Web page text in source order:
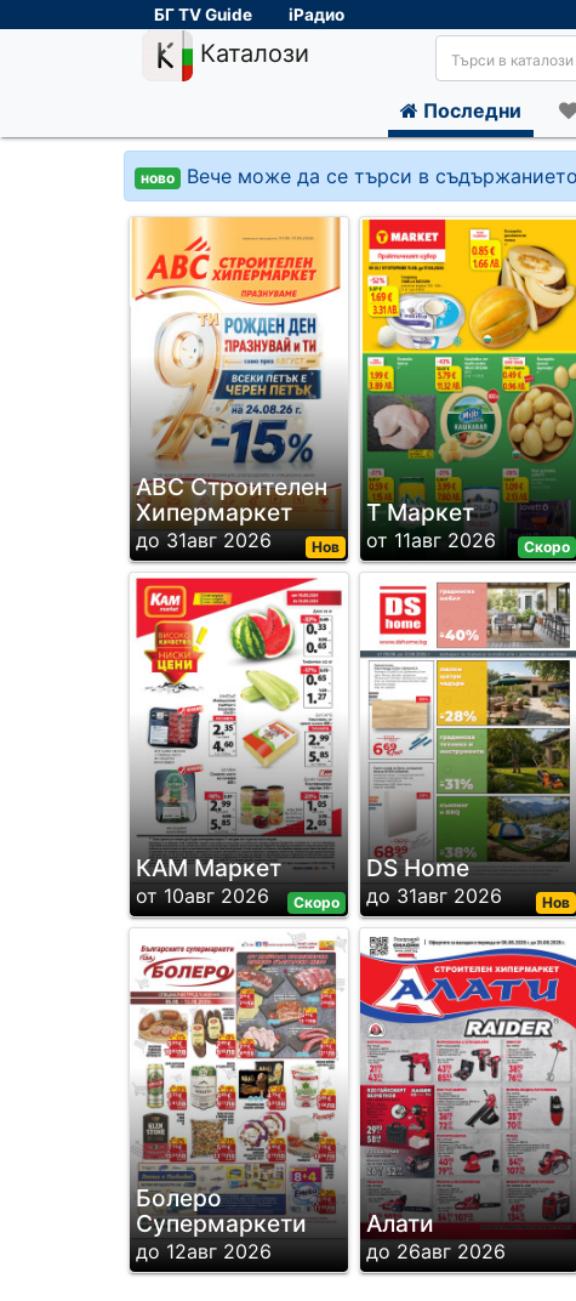
БГ TV Guide iРадио
Каталози
Последни
ново Вече може да се търси в
Нов
ABC Строителен
Хипермаркет
до 31авг 2026 Скоро
Т Маркет
от 11авг 2026
Скоро
КАМ Маркет
от 10авг 2026 Нов
DS Home
до 31авг 2026
Болеро
Супермаркети
до 12авг 2026
Алати
до 26авг 2026